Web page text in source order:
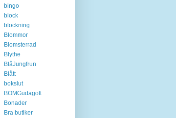
bingo
block
blockning
Blommor
Blomsterrad
Blythe
BlåJungfrun
Blått
bokslut
BOMGudagott
Bonader
Bra butiker